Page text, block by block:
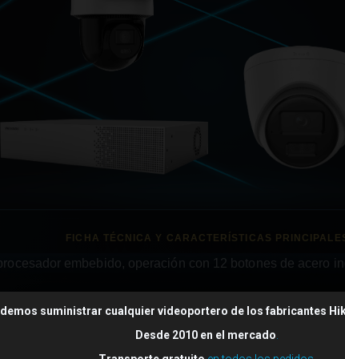
embebido, operación con 12 botones de acero
suministrar cualquier videoportero de los fabricantes
Desde 2010 en el mercado